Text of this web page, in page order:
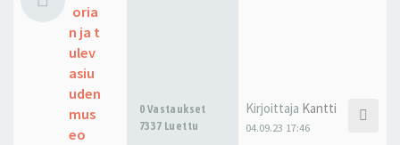
oria
n ja t
ulev
asiu
uden
mus
eo
0 Vastaukset
7337 Luettu
Kirjoittaja Kantti
04.09.23 17:46